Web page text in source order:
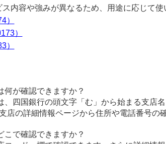
内容や強みが異なるため、用途に応じて使
）
）
）
何が確認できますか？
、四国銀行の頭文字「む」から始まる支店
店の詳細情報ページから住所や電話番号の
こで確認できますか？